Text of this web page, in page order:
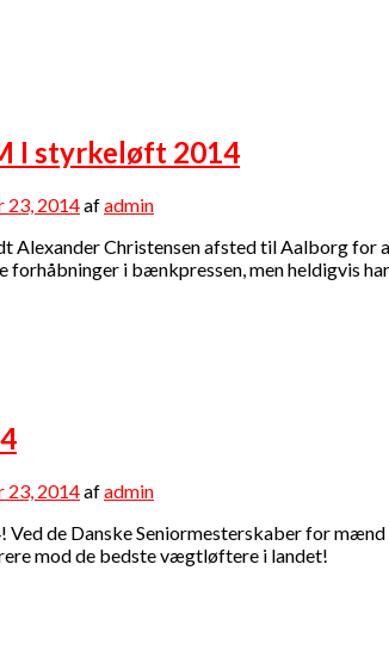
I styrkeløft 2014
23, 2014afadmin
Alexander Christensen afsted til Aalborg
forhåbninger i bænkpressen, men heldigvis
23, 2014afadmin
Ved de Danske Seniormesterskaber for
mod de bedste vægtløftere i landet!